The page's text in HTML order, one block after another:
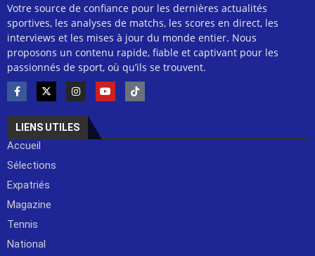
Votre source de confiance pour les dernières actualités
sportives, les analyses de matchs, les scores en direct, les
interviews et les mises à jour du monde entier. Nous
proposons un contenu rapide, fiable et captivant pour les
passionnés de sport, où qu’ils se trouvent.
LIENS UTILES
Accueil
Sélections
Expatriés
Magazine
Tennis
National